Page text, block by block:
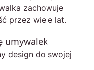
zachowuje
przez wiele lat.
umywalek
design do swojej